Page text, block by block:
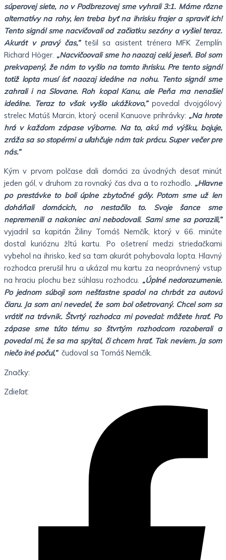
súperovej siete, no v Podbrezovej sme vyhrali 3:1. Máme rôzne
alternatívy na rohy, len treba byť na ihrisku frajer a spraviť ich!
Tento signál sme nacvičovali od začiatku sezóny a vyšiel teraz.
Akurát v pravý čas,”tešil sa asistent trénera MFK Zemplín
Richard Höger. „Nacvičoovali sme ho naozaj celú jeseň. Bol som
prekvapený, že nám to vyšlo na tomto ihrisku. Pre tento signál
totiž lopta musí ísť naozaj ideálne na nohu. Tento signál sme
zahrali i na Slovane. Roh kopal Kanu, ale Peňa ma nenašiel
ideálne. Teraz to však vyšlo ukážkovo,”povedal dvojgólový
strelec Matúš Marcin, ktorý ocenil Kanuove prihrávky: „Na hrote
hrá v každom zápase výborne. Na to, akú má výšku, bojuje,
zráža sa so stopérmi a uľahčuje nám tak prácu. Super večer pre
nás.”
Kým v prvom polčase dali domáci za úvodných desať minút
jeden gól, v druhom za rovnaký čas dva a to rozhodlo. „Hlavne
po prestávke to boli úplne zbytočné góly. Potom sme už len
doháňali domácich, no nestačilo to. Svoje šance sme
nepremenili a nakoniec ani nebodovali. Sami sme sa porazili,”
vyjadril sa kapitán Žiliny Tomáš Nemčík, ktorý v 66. minúte
dostal kurióznu žltú kartu. Po ošetrení medzi striedačkami
vybehol na ihrisko, keď sa tam akurát pohybovala lopta. Hlavný
rozhodca prerušil hru a ukázal mu kartu za neoprávnený vstup
na hraciu plochu bez súhlasu rozhodcu. „Úplné nedorozumenie.
Po jednom súboji som nešťastne spadol na chrbát za autovú
čiaru. Ja som ani nevedel, že som bol ošetrovaný. Chcel som sa
vrátiť na trávnik. Štvrtý rozhodca mi povedal: môžete hrať. Po
zápase sme túto tému so štvrtým rozhodcom rozoberali a
povedal mi, že sa ma spýtal, či chcem hrať. Tak neviem. Ja som
niečo iné počul,”čudoval sa Tomáš Nemčík.
Značky:
Zdieľať: